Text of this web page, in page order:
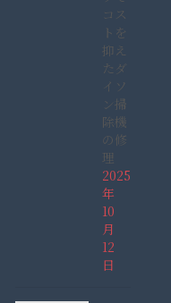
コス
トを
抑え
たダ
イソ
ン掃
除機
の修
理
2025
年
10
月
12
日